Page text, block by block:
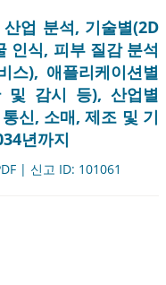
업 분석, 기술별(2D
인식, 피부 질감 분석
스), 애플리케이션별
및 감시 등), 산업별
신, 소매, 제조 및 기
년까지
| 신고 ID: 101061